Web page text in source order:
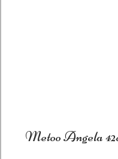
Metoo Angela